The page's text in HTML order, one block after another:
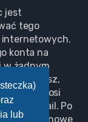
lub
jest
tego
internetowych.
konta na
w żadnym
je zapomnisz,
poprosi
e-mail. Po
nowe